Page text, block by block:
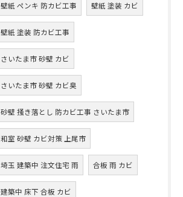
壁紙 ペンキ 防カビ工事 壁紙 塗装 カビ
壁紙 塗装 防カビ工事
さいたま市 砂壁 カビ
さいたま市 砂壁 カビ臭
砂壁 掻き落とし 防カビ工事 さいたま市
和室 砂壁 カビ対策 上尾市
埼玉 建築中 注文住宅 雨 合板 雨 カビ
建築中 床下 合板 カビ